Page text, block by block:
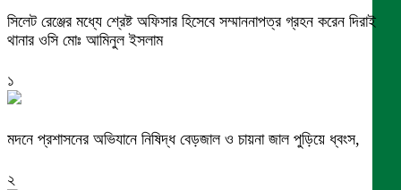
সিলেট রেঞ্জের মধ্যে শ্রেষ্ট অফিসার হিসেবে সম্মাননাপত্র গ্রহন করেন দিরাই
থানার ওসি মোঃ আমিনুল ইসলাম
১
মদনে প্রশাসনের অভিযানে নিষিদ্ধ বেড়জাল ও চায়না জাল পুড়িয়ে ধ্বংস,
২